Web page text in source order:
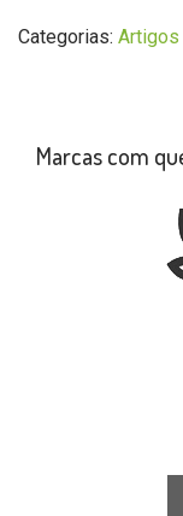
Categorias:
Marcas com